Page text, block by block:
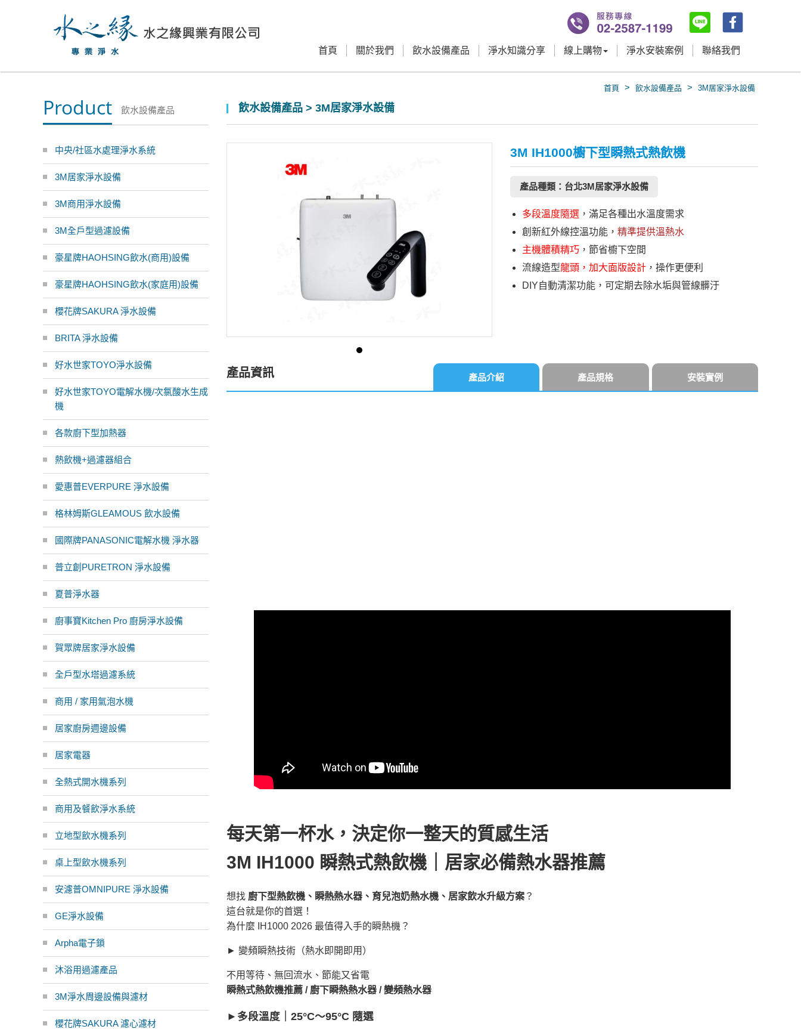
首頁 關於我們 飲水設備產品 淨水知識分享 線上購物 淨水安裝案例 聯絡我們
首頁 > 飲水設備產品 > 3M居家淨水設備
飲水設備產品 > 3M居家淨水設備
3M IH1000櫥下型瞬熱式熱飲機
產品種類：台北3M居家淨水設備
多段溫度隨選，滿足各種出水溫度需求
創新紅外線控溫功能， 精準提供溫熱水
主機體積精巧 ，節省櫥下空間
流線造型龍頭，加大面版設計，操作更便利
DIY自動清潔功能，可定期去除水垢與管線髒汙
產品資訊 產品介紹 產品規格 安裝實例
每天第一杯水，決定你一整天的質感生活
3M IH1000 瞬熱式熱飲機｜居家必備熱水器推薦
想找 廚下型熱飲機、瞬熱熱水器、育兒泡奶熱水機、居家飲水升級方案？
這台就是你的首選！
為什麼 IH1000 2026 最值得入手的瞬熱機？
► 變頻瞬熱技術（熱水即開即用）
不用等待、無回流水、節能又省電
瞬熱式熱飲機推薦 / 廚下瞬熱熱水器 / 變頻熱水器
►多段溫度｜25°C〜95°C 隨選
Product 飲水設備產品
中央/社區水處理淨水系統
3M居家淨水設備
3M商用淨水設備
3M全戶型過濾設備
豪星牌HAOHSING飲水(商用)設備
豪星牌HAOHSING飲水(家庭用)設備
櫻花牌SAKURA 淨水設備
BRITA 淨水設備
好水世家TOYO淨水設備
好水世家TOYO電解水機/次氯酸水生成
機
各款廚下型加熱器
熱飲機+過濾器組合
愛惠普EVERPURE 淨水設備
格林姆斯GLEAMOUS 飲水設備
國際牌PANASONIC電解水機 淨水器
普立創PURETRON 淨水設備
夏普淨水器
廚事寶Kitchen Pro 廚房淨水設備
賀眾牌居家淨水設備
全戶型水塔過濾系統
商用 / 家用氣泡水機
居家廚房週邊設備
居家電器
全熱式開水機系列
商用及餐飲淨水系統
立地型飲水機系列
桌上型飲水機系列
安濾普OMNIPURE 淨水設備
GE淨水設備
Arpha電子鎖
沐浴用過濾產品
3M淨水周邊設備與濾材
櫻花牌SAKURA 濾心濾材